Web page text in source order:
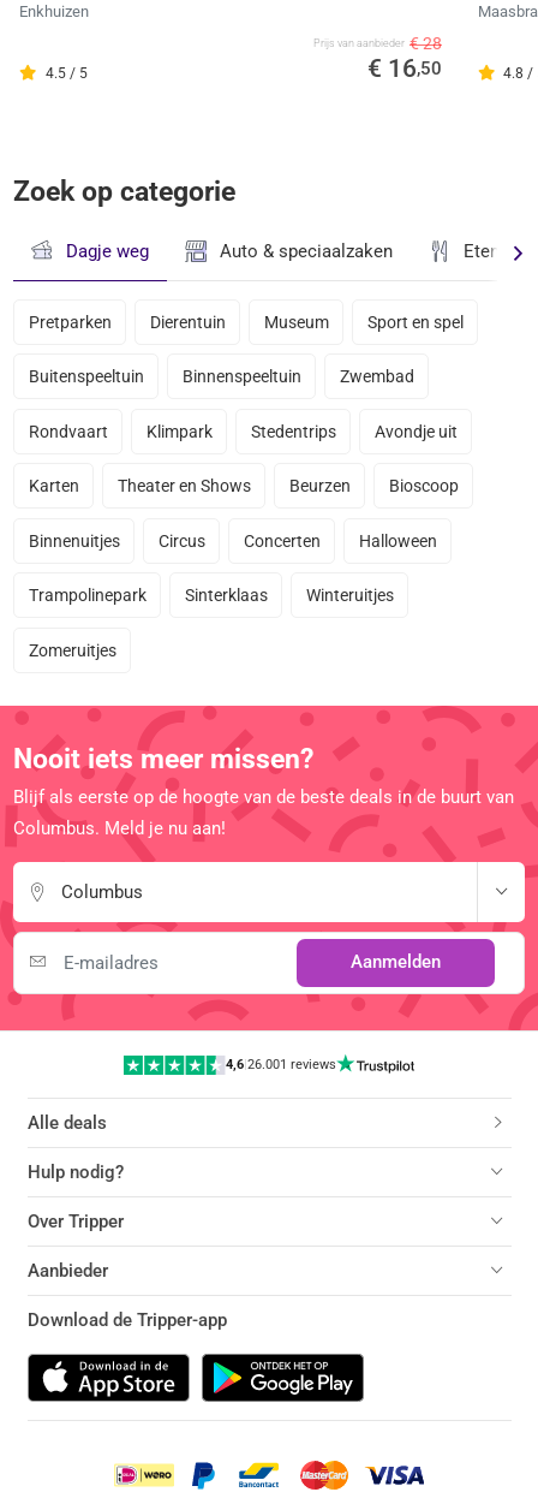
Enkhuizen
4.5 / 5
Prijs van aanbieder € 28
€ 16,50 4.8 /
Zoek op categorie
Dagje weg Auto & speciaalzaken Eten &
Pretparken Dierentuin Museum Sport en spel
Buitenspeeltuin Binnenspeeltuin Zwembad
Rondvaart Klimpark Stedentrips Avondje uit
Karten Theater en Shows Beurzen Bioscoop
Binnenuitjes Circus Concerten Halloween
Trampolinepark Sinterklaas Winteruitjes
Zomeruitjes
Nooit iets meer missen?
Blijf als eerste op de hoogte van de beste deals in de buurt van
Columbus. Meld je nu aan!
Columbus
Aanmelden
4,6 |26.001 reviews
Alle deals
Hulp nodig?
Over Tripper
Aanbieder
Download de Tripper-app